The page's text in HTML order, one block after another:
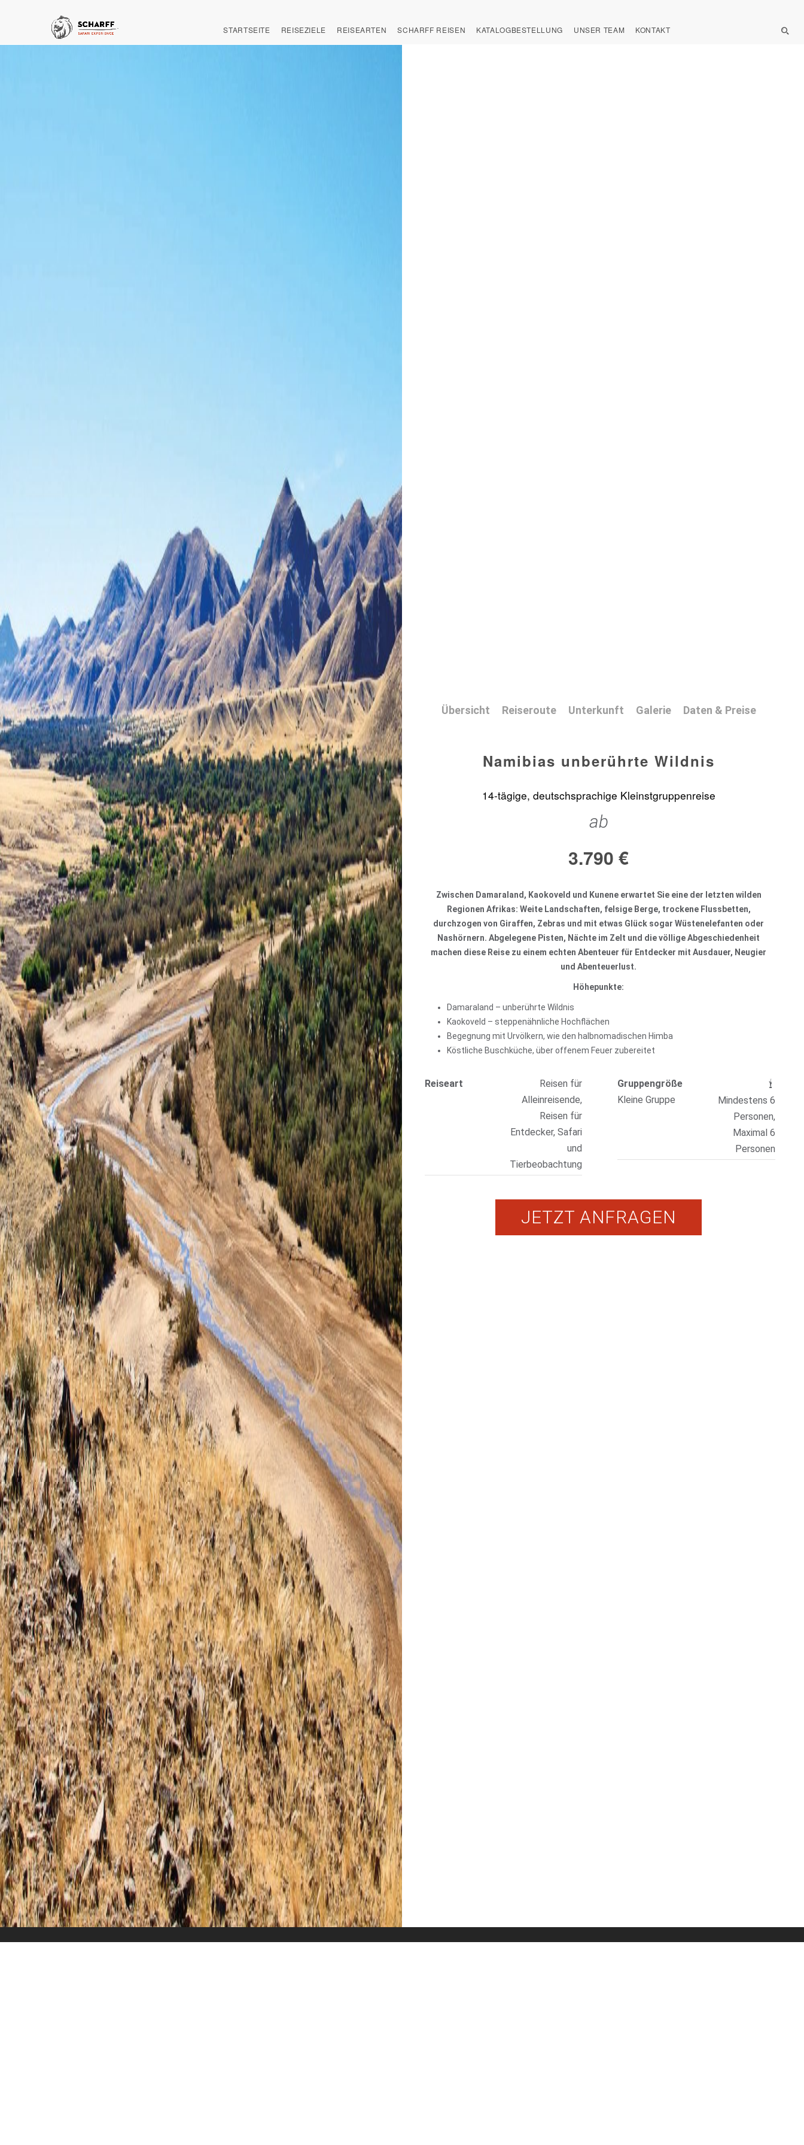
STARTSEITE REISEZIELE REISEARTEN SCHARFF REISEN KATALOGBESTELLUNG UNSER TEAM KONTAKT
Übersicht Reiseroute Unterkunft Galerie Daten & Preise
Namibias unberührte Wildnis
14-tägige, deutschsprachige Kleinstgruppenreise
ab
3.790 €
Zwischen Damaraland, Kaokoveld und Kunene erwartet Sie eine der letzten wilden
Regionen Afrikas: Weite Landschaften, felsige Berge, trockene Flussbetten,
durchzogen von Giraffen, Zebras und mit etwas Glück sogar Wüstenelefanten oder
Nashörnern. Abgelegene Pisten, Nächte im Zelt und die völlige Abgeschiedenheit
machen diese Reise zu einem echten Abenteuer für Entdecker mit Ausdauer, Neugier
und Abenteuerlust.
Höhepunkte:
Damaraland – unberührte Wildnis
Kaokoveld – steppenähnliche Hochflächen
Begegnung mit Urvölkern, wie den halbnomadischen Himba
Köstliche Buschküche, über offenem Feuer zubereitet
Reiseart
Reisen für
Alleinreisende,
Reisen für
Entdecker, Safari
und
Tierbeobachtung
Gruppengröße
Kleine Gruppe
Mindestens 6
Personen,
Maximal 6
Personen
JETZT ANFRAGEN